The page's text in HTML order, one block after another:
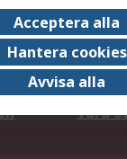
Press
ESG
Våra
Acceptera alla
Hantera cookies
Avvisa alla